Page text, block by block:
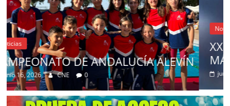
Noticias
XXII CAMPEONATO DE
MÁSTER – VERANO
junio 9, 2026 CNE 0